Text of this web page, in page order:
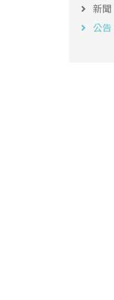
新聞
公告